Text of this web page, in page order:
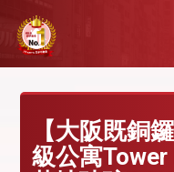
【大阪既銅
級公寓